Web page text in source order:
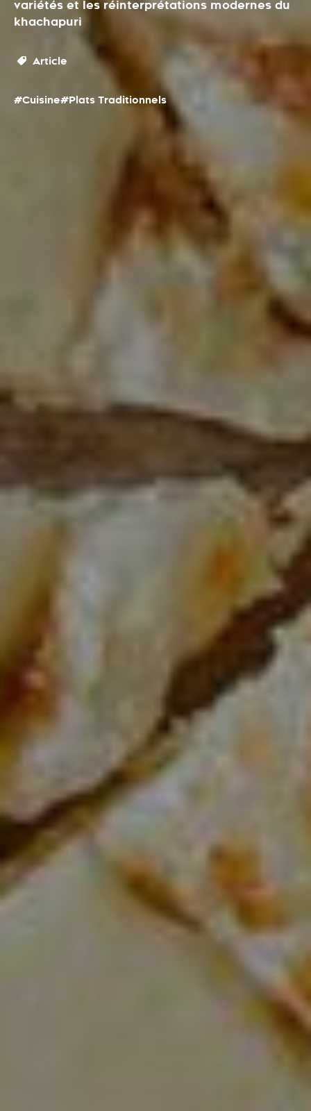
variétés et les réinterprétations modernes du
khachapuri
Article
#Cuisine#Plats Traditionnels